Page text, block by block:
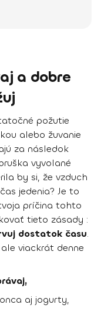
a dobre
požutie
alebo žuvanie
za následok
vyvolané
by si, že vzduch
jedenia? Je to
príčina tohto
tieto zásady :
dostatok času.
viackrát denne
aj jogurty,